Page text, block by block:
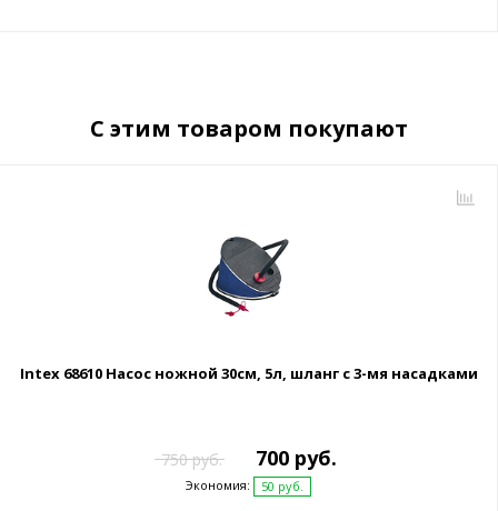
С этим товаром покупают
Intex 68610 Насос ножной 30см, 5л, шланг с 3-мя насадками
750 руб. 700 руб.
Экономия: 50 руб.